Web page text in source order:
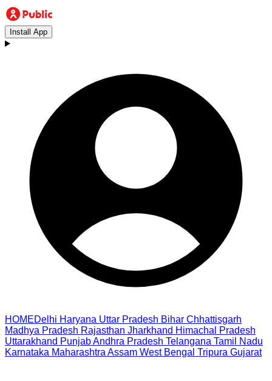
Install App
HOMEDelhi Haryana Uttar Pradesh Bihar Chhattisgarh
Madhya Pradesh Rajasthan Jharkhand Himachal Pradesh
Uttarakhand PunjabAndhra Pradesh Telangana Tamil Nadu
Karnataka Maharashtra Assam West Bengal Tripura Gujarat